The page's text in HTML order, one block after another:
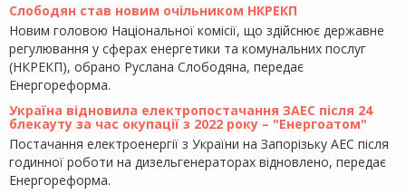
Слободян став новим очільником НКРЕКП
Новим головою Національної комісії, що здійснює державне
регулювання у сферах енергетики та комунальних послуг
(НКРЕКП), обрано Руслана Слободяна, передає
Енергореформа.
Україна відновила електропостачання ЗАЕС після 24
блекауту за час окупації з 2022 року – "Енергоатом"
Постачання електроенергії з України на Запорізьку АЕС після
годинної роботи на дизельгенераторах відновлено, передає
Енергореформа.